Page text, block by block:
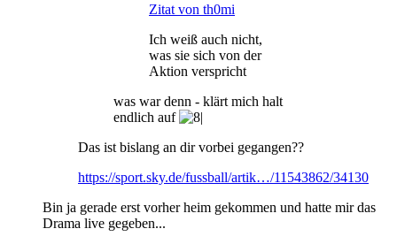
Zitat von th0mi
Ich weiß auch nicht,
was sie sich von der
Aktion verspricht
was war denn - klärt mich halt
endlich auf
Das ist bislang an dir vorbei gegangen??
https://sport.sky.de/fussball/artik…/11543862/34130
Bin ja gerade erst vorher heim gekommen und hatte mir das
Drama live gegeben...